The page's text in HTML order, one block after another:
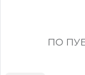
ПО